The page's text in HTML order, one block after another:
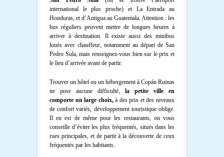
international le plus proche) et La Entrada au
Honduras, et d’Antigua au Guatemala. Attention : les
bus réguliers peuvent mettre de longues heures à
arriver à destination. Il existe aussi des minibus
loués avec chauffeur, notamment au départ de San
Pedro Sula, mais renseignez-vous bien sur le prix et
le lieu d’arrivée avant de partir.
Trouver un hôtel ou un hébergement à Copán Ruinas
ne pose aucune difficulté, la petite ville en
comporte un large choix,à des prix et des niveaux
de confort variés, développement touristique oblige.
Il en est de même pour les restaurants, on vous
conseille d’éviter les plus fréquentés, situés dans les
rues principales, et de partir à la découverte de ceux
fréquentés par les habitants.